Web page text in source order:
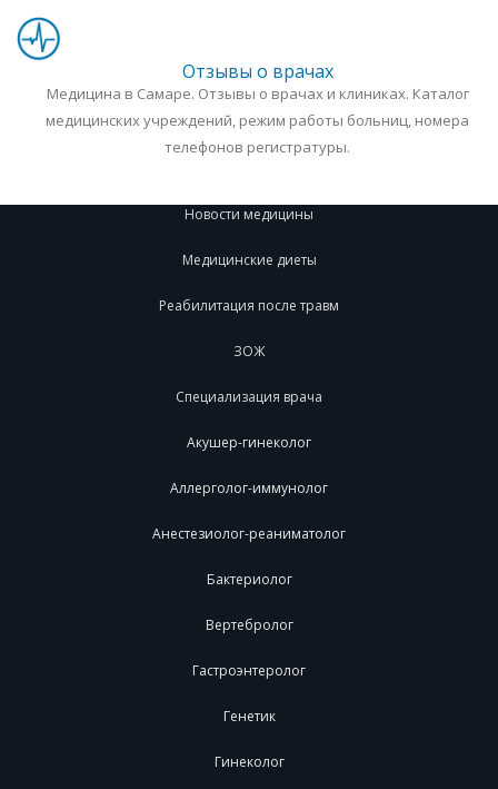
Отзывы о врачах
Медицина в Самаре. Отзывы о врачах и клиниках. Каталог
медицинских учреждений, режим работы больниц, номера
телефонов регистратуры.
Новости медицины
Медицинские диеты
Реабилитация после травм
ЗОЖ
Специализация врача
Акушер-гинеколог
Аллерголог-иммунолог
Анестезиолог-реаниматолог
Бактериолог
Вертебролог
Гастроэнтеролог
Генетик
Гинеколог